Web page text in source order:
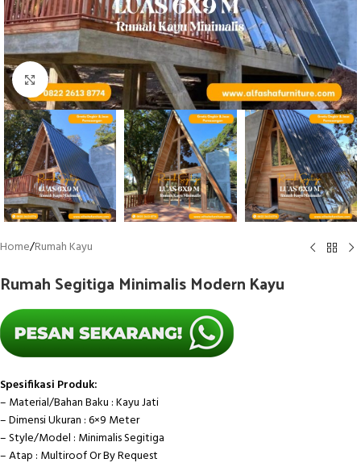
Click to enlarge
Home/Rumah Kayu
Rumah Segitiga Minimalis Modern Kayu
Spesifikasi Produk:
– Material/Bahan Baku : Kayu Jati
– Dimensi Ukuran : 6×9 Meter
– Style/Model : Minimalis Segitiga
– Atap : Multiroof Or By Request